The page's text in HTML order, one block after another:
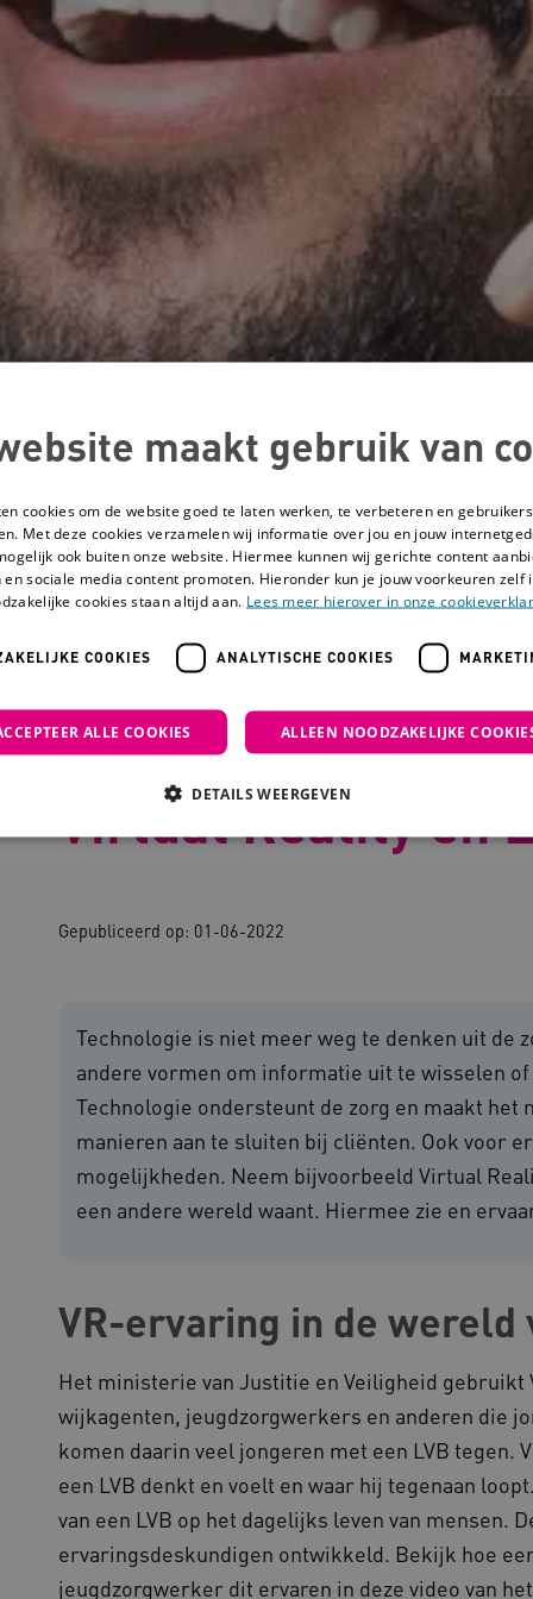
Virtual Reality en Escape Rooms
Technologie en
Virtual Reality en
Gepubliceerd op: 01-06-2022
Technologie is niet meer weg te denken uit de
andere vormen om informatie uit te wisselen
Technologie ondersteunt de zorg en maakt
manieren aan te sluiten bij cliënten. Ook voor
mogelijkheden. Neem bijvoorbeeld Virtual
een andere wereld waant. Hiermee zie en
VR-ervaring in de wereld
Het ministerie van Justitie en Veiligheid gebruikt
wijkagenten, jeugdzorgwerkers en anderen die
komen daarin veel jongeren met een LVB tegen.
een LVB denkt en voelt en waar hij tegenaan
van een LVB op het dagelijks leven van mensen.
ervaringsdeskundigen ontwikkeld. Bekijk hoe
jeugdzorgwerker dit ervaren in deze video van
maakt gebruik van
cookies om de website goed te laten werken, te verbeteren en
Met deze cookies verzamelen wij informatie over jou en jouw
ook buiten onze website. Hiermee kunnen wij gerichte content
en sociale media content promoten. Hieronder kun je jouw voorkeuren zelf
cookies staan altijd aan. Lees meer hierover in onze
COOKIES ANALYTISCHE COOKIES
ALLE COOKIES ALLEEN NOODZAKELIJKE
DETAILS WEERGEVEN
cookies zorgen ervoor dat de website werkt. Deze cookies worden altijd geplaatst
weken
5 maanden 4
weken
20 uur
Deze cookie wordt gebruikt
functionaliteit voorkeuren
op te slaan en te volgen
verbeteren. Het kan ook
verzamelen van analytics
gebruikers omgaan met de
1 jaar 1
maand
Dit cookie wordt gebruikt
onderhouden en ervoor te
gebruikerssessie
efficiëntie en prestaties.
Corporation
Sessie
Deze cookie wordt
op het Windows Azure-
gebruikt voor
de verzoeken om
browsesessie naar dezelfde
1 jaar
Deze cookie wordt gebruikt
bezoekers te onthouden.
werken.